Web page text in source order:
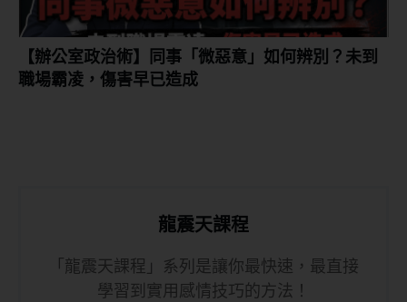
【辦公室政治術】同事「微惡意」如何辨別？未到
職場霸凌，傷害早已造成
龍震天課程
「龍震天課程」系列是讓你最快速，最直接
學習到實用感情技巧的方法！